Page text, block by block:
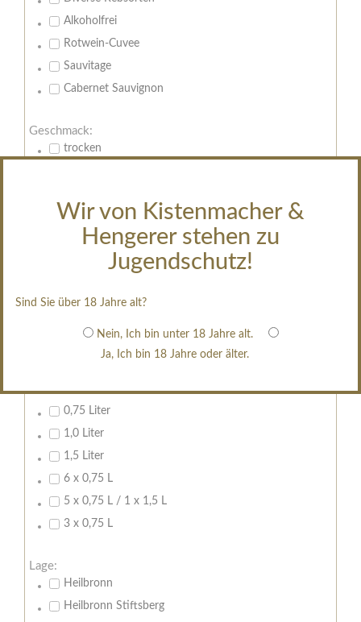
Wir von Kistenmacher &
Hengerer stehen zu
Jugendschutz!
Sind Sie über 18 Jahre alt?
Nein, Ich bin unter 18 Jahre alt.
Ja, Ich bin 18 Jahre oder älter.
Alkoholfrei
Rotwein-Cuvee
Sauvitage
Cabernet Sauvignon
Geschmack:
trocken
restsüß
edelsüß
im Holzfass gereift
erfrischend, nicht zu süß
0,7 Liter
0,75 Liter
1,0 Liter
1,5 Liter
6 x 0,75 L
5 x 0,75 L / 1 x 1,5 L
3 x 0,75 L
Lage:
Heilbronn
Heilbronn Stiftsberg